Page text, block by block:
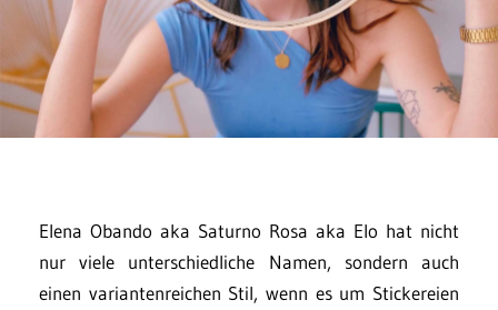
Elena Obando aka Saturno Rosa aka Elo hat nicht
nur viele unterschiedliche Namen, sondern auch
einen variantenreichen Stil, wenn es um Stickereien